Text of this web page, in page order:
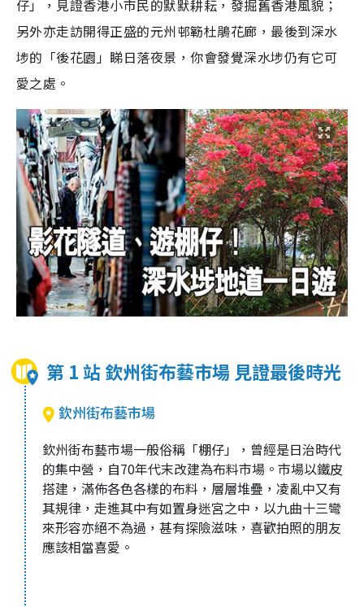
仔」，見證香港小市民的默默耕耘，發掘舊香港風貌；
另外亦走訪開得正盛的元州邨簕杜鵑花廊，最後到深水
埗的「後花園」睇日落夜景，你會發覺深水埗仍有它可
愛之處。
第 1 站 欽州街布藝市場 見證最後時光
欽州街布藝市場
欽州街布藝市場一般俗稱「棚仔」，曾經是日治時代
的集中營，自70年代末改建為布料市場。市場以鐵皮
搭建，滿佈各色各樣的布料，層層堆疊，凌亂中又有
其規律，走進其中有如置身迷宮之中，以九曲十三彎
來形容亦絕不為過，甚有探險滋味，喜歡拍照的朋友
應該相當喜愛。